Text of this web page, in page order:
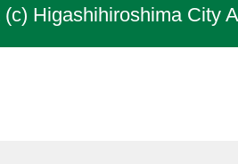
(c) Higashihiroshima City